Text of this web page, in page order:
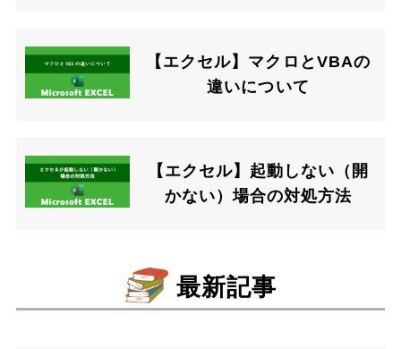
【エクセル】マクロとVBAの
違いについて
【エクセル】起動しない（開
かない）場合の対処方法
最新記事